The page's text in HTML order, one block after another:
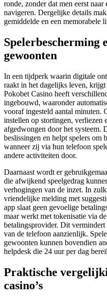
ronde, zonder dat men eerst naar
navigeren. Dergelijke details
gemiddelde en een memorabele
Spelerbescherming
gewoonten
In een tijdperk waarin digitale
raakt in het dagelijks leven,
Pokobet Casino heeft
ingebouwd, waaronder
vooraf ingesteld aantal minuten.
instellen op stortingen, verliezen
afgedwongen door het systeem.
beslissingen en helpt spelers om
wanneer zij via hun telefoon
andere activiteiten door.
Daarnaast wordt er
die afwijkend speelgedrag
verhogingen van de inzet. In
vriendelijke melding met
app slaat geen gevoelige
maar werkt met tokenisatie via
betalingsprovider. Dit
van de telefoon aanzienlijk.
gewoonten kunnen bovendien
helpdesk die 24 uur per dag
Praktische
casino’s